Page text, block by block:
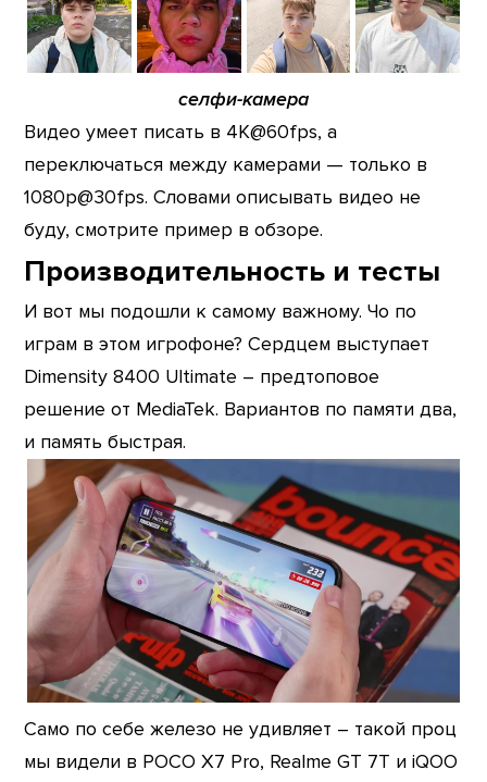
селфи-камера
Видео умеет писать в 4K@60fps, а
переключаться между камерами — только в
1080p@30fps. Словами описывать видео не
буду, смотрите пример в обзоре.
Производительность и тесты
И вот мы подошли к самому важному. Чо по
играм в этом игрофоне? Сердцем выступает
Dimensity 8400 Ultimate – предтоповое
решение от MediaTek. Вариантов по памяти два,
и память быстрая.
Само по себе железо не удивляет – такой проц
мы видели в POCO X7 Pro, Realme GT 7T и iQOO